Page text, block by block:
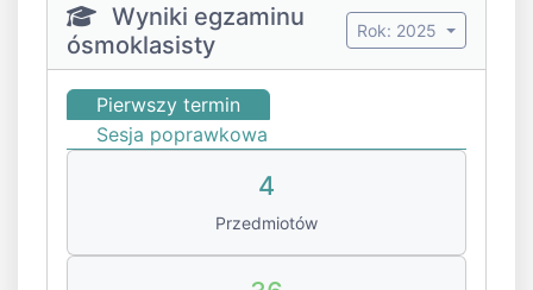
Wyniki egzaminu
ósmoklasisty
Rok: 2025
Pierwszy termin
Sesja poprawkowa
4
Przedmiotów